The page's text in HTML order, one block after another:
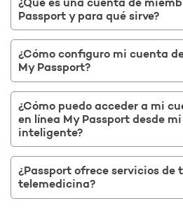
Passport y para qué sirve?
¿Cómo configuro mi cuenta
My Passport?
¿Cómo puedo acceder a mi
en línea My Passport desde
inteligente?
¿Passport ofrece servicios de
telemedicina?